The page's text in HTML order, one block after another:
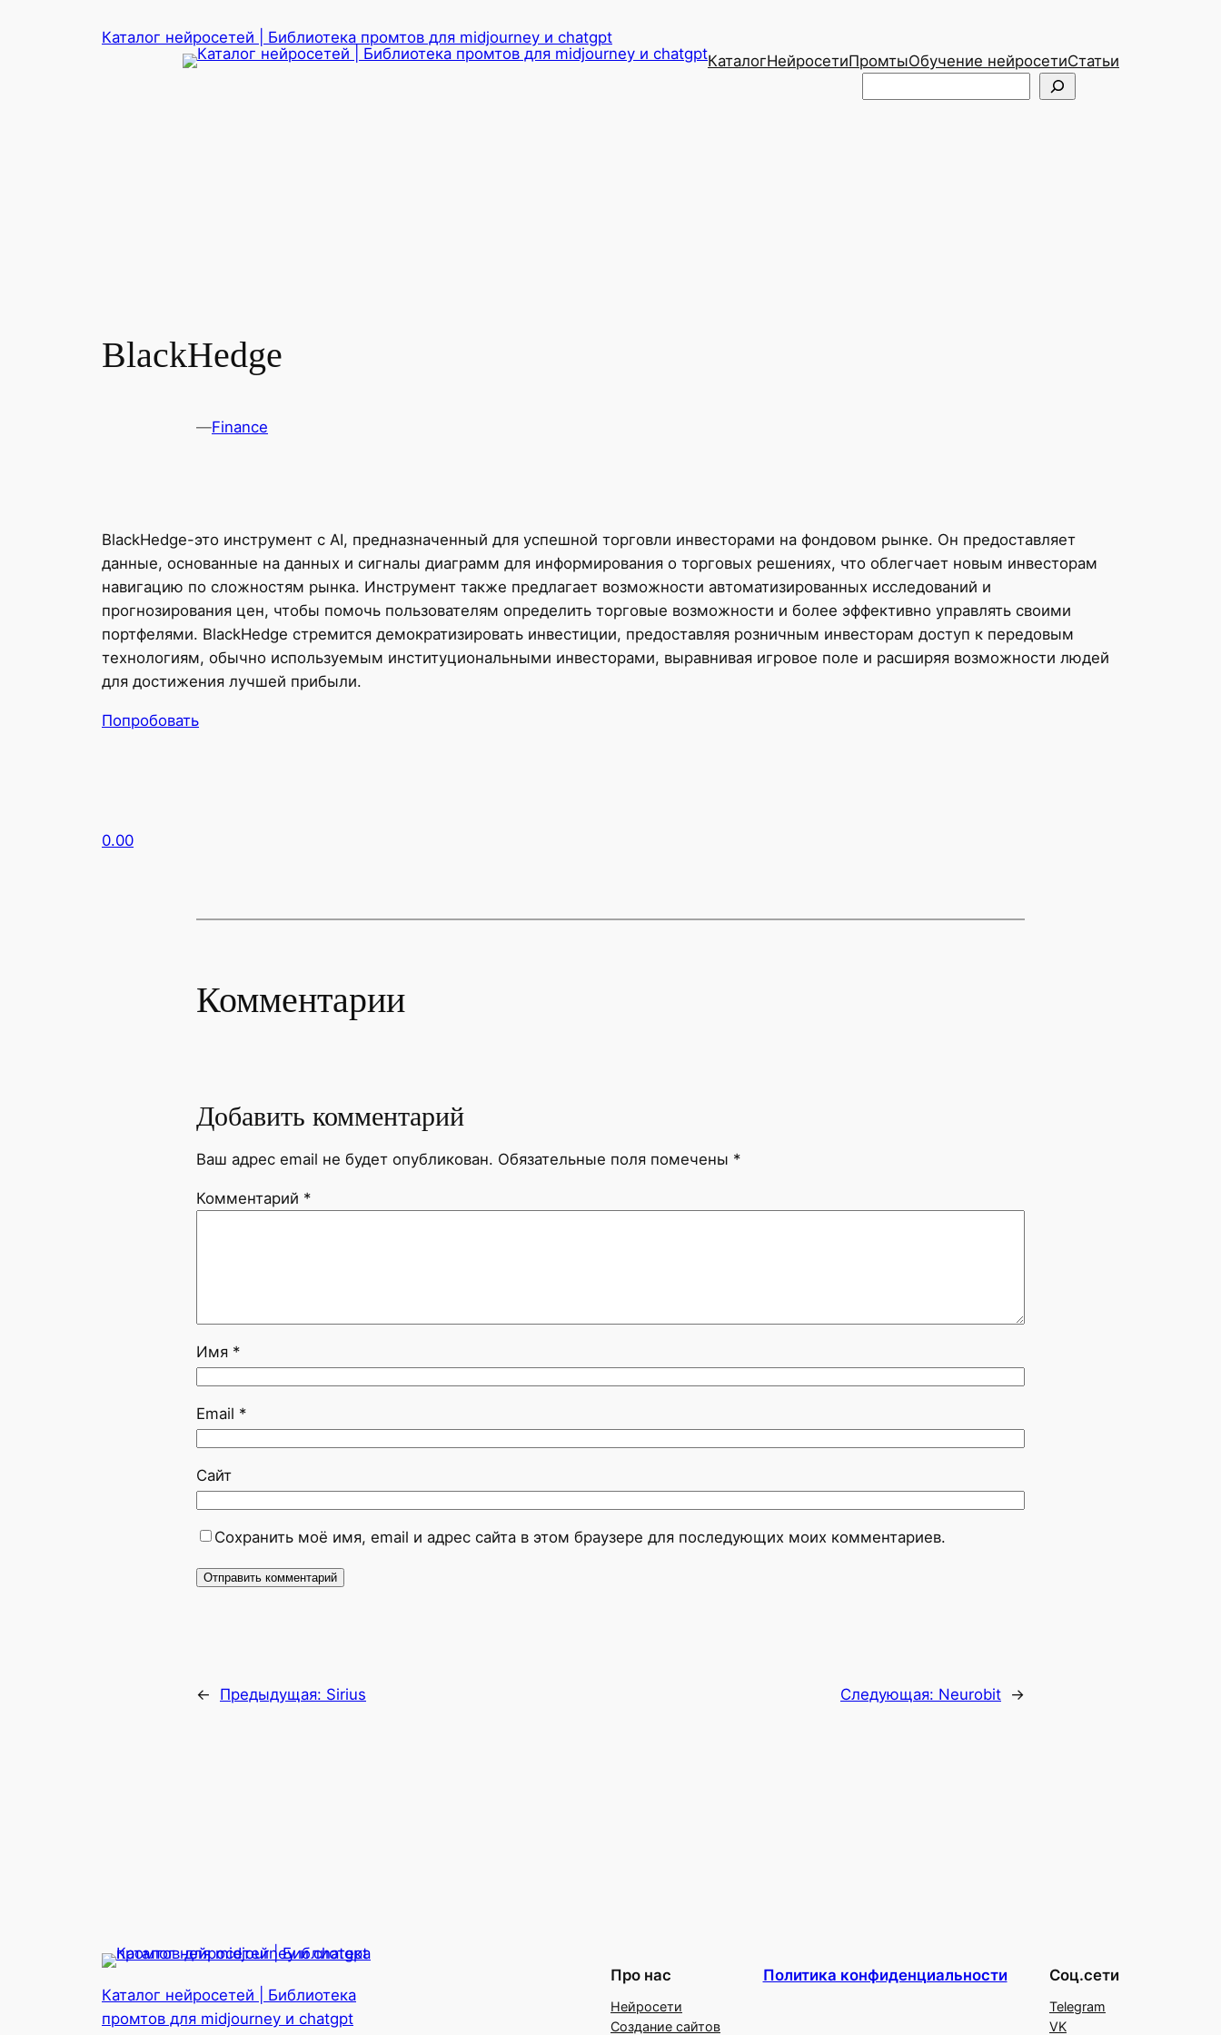
Каталог нейросетей | Библиотека промтов для midjourney и chatgpt
КаталогНейросетиПромтыОбучение нейросетиСтатьи
Telegram
BlackHedge
—Finance
BlackHedge-это инструмент с AI, предназначенный для успешной торговли инвесторами на фондовом рынке. Он предоставляет
данные, основанные на данных и сигналы диаграмм для информирования о торговых решениях, что облегчает новым инвесторам
навигацию по сложностям рынка. Инструмент также предлагает возможности автоматизированных исследований и
прогнозирования цен, чтобы помочь пользователям определить торговые возможности и более эффективно управлять своими
портфелями. BlackHedge стремится демократизировать инвестиции, предоставляя розничным инвесторам доступ к передовым
технологиям, обычно используемым институциональными инвесторами, выравнивая игровое поле и расширяя возможности людей
для достижения лучшей прибыли.
Попробовать
0.00
Комментарии
Добавить комментарий
Ваш адрес email не будет опубликован. Обязательные поля помечены *
Комментарий *
Имя *
Email *
Сайт
Сохранить моё имя, email и адрес сайта в этом браузере для последующих моих комментариев.
← Предыдущая: Sirius Следующая: Neurobit →
Каталог нейросетей | Библиотека
промтов для midjourney и chatgpt
Про нас
Нейросети
Создание сайтов
Политика конфиденциальности Соц.сети
Telegram
VK